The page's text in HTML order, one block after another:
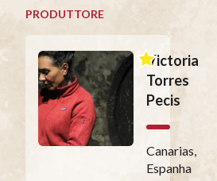
PRODUTTORE
Victoria
Torres
Pecis
Canarias,
Espanha